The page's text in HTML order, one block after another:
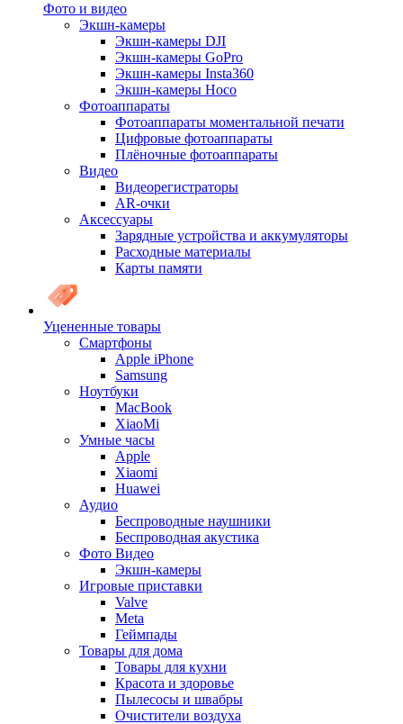
Фото и видео
Экшн-камеры
Экшн-камеры DJI
Экшн-камеры GoPro
Экшн-камеры Insta360
Экшн-камеры Hoco
Фотоаппараты
Фотоаппараты моментальной печати
Цифровые фотоаппараты
Плёночные фотоаппараты
Видео
Видеорегистраторы
AR-очки
Аксессуары
Зарядные устройства и аккумуляторы
Расходные материалы
Карты памяти
Уцененные товары
Cмартфоны
Apple iPhone
Samsung
Ноутбуки
MacBook
XiaoMi
Умные часы
Apple
Xiaomi
Huawei
Аудио
Беспроводные наушники
Беспроводная акустика
Фото Видео
Экшн-камеры
Игровые приставки
Valve
Meta
Геймпады
Товары для дома
Товары для кухни
Красота и здоровье
Пылесосы и швабры
Очистители воздуха